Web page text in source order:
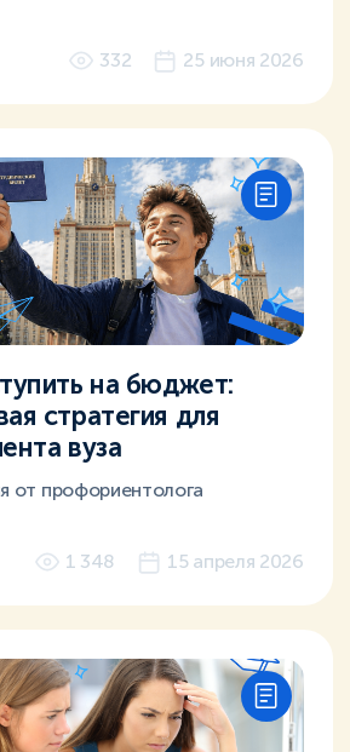
332 25 июня 2026
на бюджет:
стратегия для
вуза
от профориентолога
1 348 15 апреля 2026